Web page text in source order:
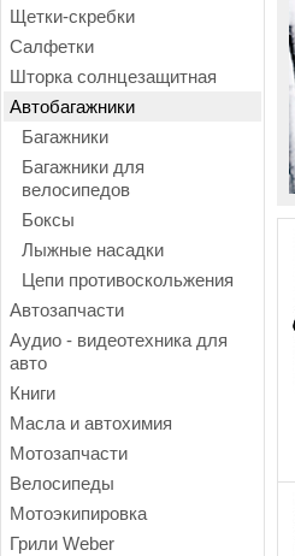
Щетки-скребки
Салфетки
Шторка солнцезащитная
Автобагажники
Багажники
Багажники для
велосипедов
Боксы
Лыжные насадки
Цепи противоскольжения
Автозапчасти
Аудио - видеотехника для
авто
Книги
Масла и автохимия
Мотозапчасти
Велосипеды
Мотоэкипировка
Грили Weber